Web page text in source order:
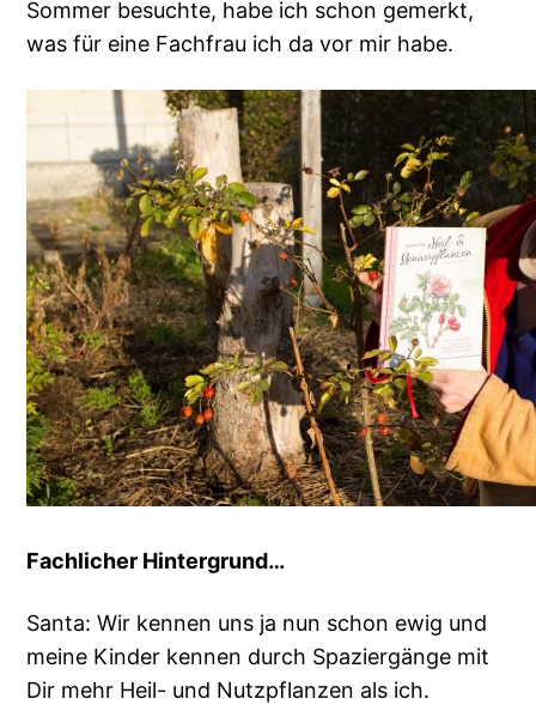
Sommer besuchte, habe ich schon gemerkt,
was für eine Fachfrau ich da vor mir habe.
Fachlicher Hintergrund…
Santa: Wir kennen uns ja nun schon ewig und
meine Kinder kennen durch Spaziergänge mit
Dir mehr Heil- und Nutzpflanzen als ich.